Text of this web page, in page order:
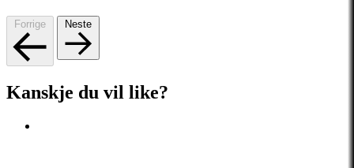
Forrige Neste
Kanskje du vil like?